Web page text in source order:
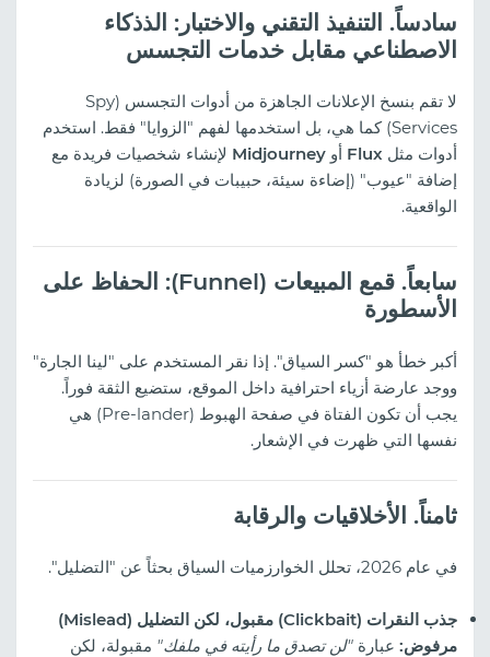
سادساً. التنفيذ التقني والاختبار: الذذكاء
الاصطناعي مقابل خدمات التجسس
لا تقم بنسخ الإعلانات الجاهزة من أدوات التجسس (Spy
Services) كما هي، بل استخدمها لفهم "الزوايا" فقط. استخدم
أدوات مثل Flux أو Midjourney لإنشاء شخصيات فريدة مع
إضافة "عيوب" (إضاءة سيئة، حبيبات في الصورة) لزيادة
الواقعية.
سابعاً. قمع المبيعات (Funnel): الحفاظ على
الأسطورة
أكبر خطأ هو "كسر السياق". إذا نقر المستخدم على "لينا الجارة"
ووجد عارضة أزياء احترافية داخل الموقع، ستضيع الثقة فوراً.
يجب أن تكون الفتاة في صفحة الهبوط (Pre-lander) هي
نفسها التي ظهرت في الإشعار.
ثامناً. الأخلاقيات والرقابة
في عام 2026، تحلل الخوارزميات السياق بحثاً عن "التضليل".
جذب النقرات (Clickbait) مقبول، لكن التضليل (Mislead)
مرفوض: عبارة "لن تصدق ما رأيته في ملفك" مقبولة، لكن